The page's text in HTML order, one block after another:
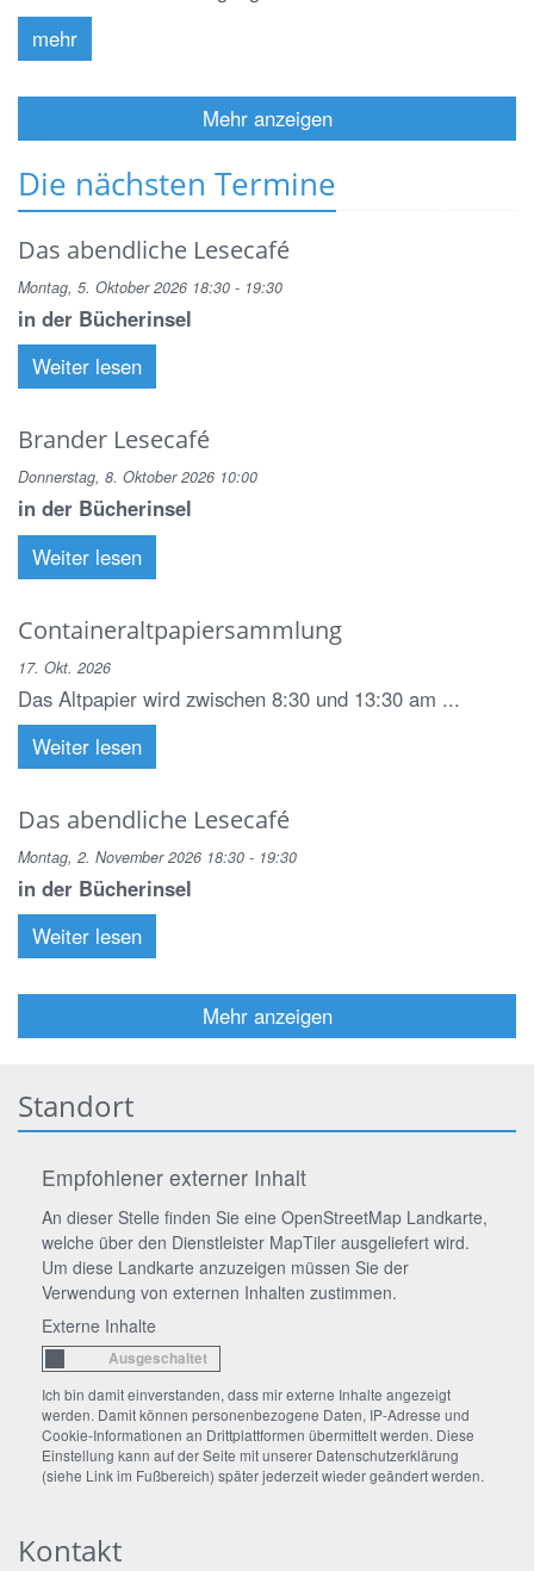
mehr
Mehr anzeigen
Die nächsten Termine
Das abendliche Lesecafé
Montag, 5. Oktober 2026 18:30 - 19:30
in der Bücherinsel
Weiter lesen
Brander Lesecafé
Donnerstag, 8. Oktober 2026 10:00
in der Bücherinsel
Weiter lesen
Containeraltpapiersammlung
17. Okt. 2026
Das Altpapier wird zwischen 8:30 und 13:30 am ...
Weiter lesen
Das abendliche Lesecafé
Montag, 2. November 2026 18:30 - 19:30
in der Bücherinsel
Weiter lesen
Mehr anzeigen
Standort
Empfohlener externer Inhalt
An dieser Stelle finden Sie eine OpenStreetMap Landkarte,
welche über den Dienstleister MapTiler ausgeliefert wird.
Um diese Landkarte anzuzeigen müssen Sie der
Verwendung von externen Inhalten zustimmen.
Externe Inhalte
Ich bin damit einverstanden, dass mir externe Inhalte angezeigt
werden. Damit können personenbezogene Daten, IP-Adresse und
Cookie-Informationen an Drittplattformen übermittelt werden. Diese
Einstellung kann auf der Seite mit unserer Datenschutzerklärung
(siehe Link im Fußbereich) später jederzeit wieder geändert werden.
Kontakt